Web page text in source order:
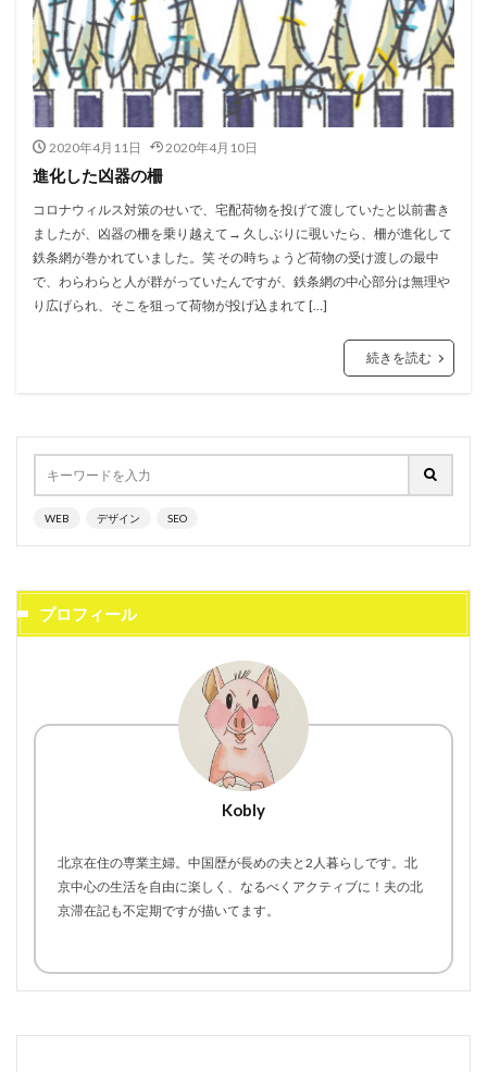
2020年4月11日 2020年4月10日
進化した凶器の柵
コロナウィルス対策のせいで、宅配荷物を投げて渡していたと以前書き
ましたが、凶器の柵を乗り越えて→ 久しぶりに覗いたら、柵が進化して
鉄条網が巻かれていました。笑 その時ちょうど荷物の受け渡しの最中
で、わらわらと人が群がっていたんですが、鉄条網の中心部分は無理や
り広げられ、そこを狙って荷物が投げ込まれて […]
続きを読む
WEB デザイン SEO
プロフィール
Kobly
北京在住の専業主婦。中国歴が長めの夫と2人暮らしです。北
京中心の生活を自由に楽しく、なるべくアクティブに！夫の北
京滞在記も不定期ですが描いてます。